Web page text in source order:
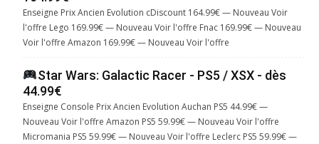
Enseigne Prix Ancien Evolution cDiscount 164.99€ — Nouveau Voir
l'offre Lego 169.99€ — Nouveau Voir l'offre Fnac 169.99€ — Nouveau
Voir l'offre Amazon 169.99€ — Nouveau Voir l'offre
Star Wars: Galactic Racer - PS5 / XSX - dès
44.99€
Enseigne Console Prix Ancien Evolution Auchan PS5 44.99€ —
Nouveau Voir l'offre Amazon PS5 59.99€ — Nouveau Voir l'offre
Micromania PS5 59.99€ — Nouveau Voir l'offre Leclerc PS5 59.99€ —